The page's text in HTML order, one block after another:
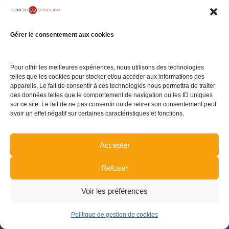
Gérer le consentement aux cookies
Pour offrir les meilleures expériences, nous utilisons des technologies
telles que les cookies pour stocker et/ou accéder aux informations des
appareils. Le fait de consentir à ces technologies nous permettra de traiter
des données telles que le comportement de navigation ou les ID uniques
sur ce site. Le fait de ne pas consentir ou de retirer son consentement peut
avoir un effet négatif sur certaines caractéristiques et fonctions.
Accepter
Refuser
Voir les préférences
Politique de gestion de cookies
de santé
[vc_single_image image= »36764″][/vc_column]
[vc_column…
premium WordPress themes